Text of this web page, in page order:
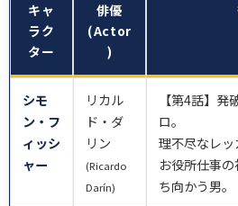
キャ
ラク
ター
俳優
(Actor
)
シモ
ン・フ
ィッシ
ャー
リカル
ド・ダ
リン
(Ricardo
Darín)
【第4話】
ロ。
理不尽なレッ
お役所仕事
ち向かう男。